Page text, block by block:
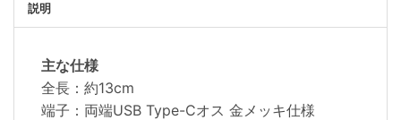
説明
主な仕様
全長：約13cm
端子：両端USB Type-Cオス 金メッキ仕様